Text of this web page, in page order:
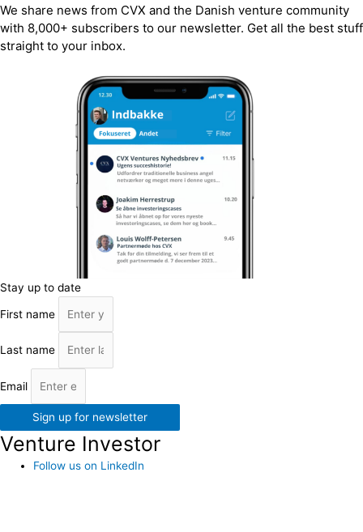
We share news from CVX and the Danish venture community
with 8,000+ subscribers to our newsletter. Get all the best stuff
straight to your inbox.
Stay up to date
First name
Last name
Email
Sign up for newsletter
Venture Investor
Follow us on LinkedIn